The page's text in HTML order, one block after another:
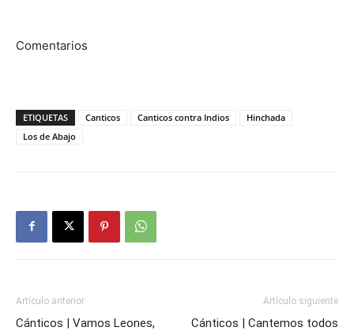
Comentarios
ETIQUETAS Canticos Canticos contra Indios
Hinchada
Los de Abajo
Artículo anterior
Cánticos | Vamos Leones,
Artículo siguiente
Cánticos | Cantemos todos